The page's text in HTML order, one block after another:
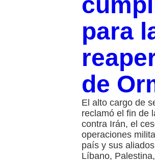
para
de
El alto cargo de
reclamó el fin de
contra Irán, el
operaciones
país y sus
Líbano,